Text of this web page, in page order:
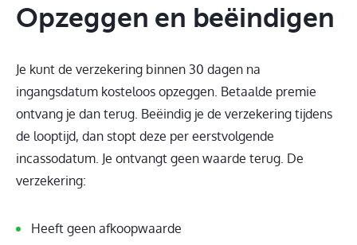
Opzeggen en beëindigen
Je kunt de verzekering binnen 30 dagen na
ingangsdatum kosteloos opzeggen. Betaalde premie
ontvang je dan terug. Beëindig je de verzekering tijdens
de looptijd, dan stopt deze per eerstvolgende
incassodatum. Je ontvangt geen waarde terug. De
verzekering:
Heeft geen afkoopwaarde